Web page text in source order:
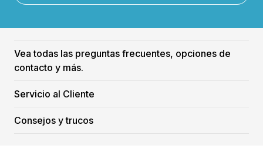
Vea todas las preguntas frecuentes, opciones de
contacto y más.
Servicio al Cliente
Consejos y trucos